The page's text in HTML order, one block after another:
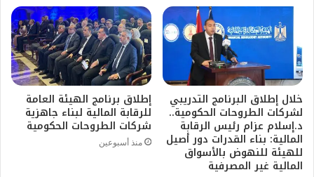
خلال إطلاق البرنامج التدريبي
لشركات الطروحات الحكومية..
د.إسلام عزام رئيس الرقابة
المالية: بناء القدرات دور أصيل
للهيئة للنهوض بالأسواق
المالية غير المصرفية
إطلاق برنامج الهيئة العامة
للرقابة المالية لبناء جاهزية
شركات الطروحات الحكومية
منذ أسبوعين